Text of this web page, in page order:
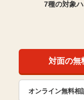
7種の対象
対面の無
オンライン無料相